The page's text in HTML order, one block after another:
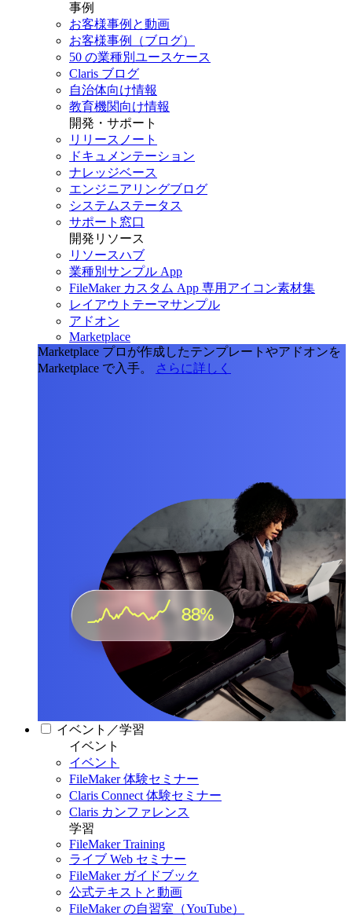
事例
お客様事例と動画
お客様事例（ブログ）
50 の業種別ユースケース
Claris ブログ
自治体向け情報
教育機関向け情報
開発・サポート
リリースノート
ドキュメンテーション
ナレッジベース
エンジニアリングブログ
システムステータス
サポート窓口
開発リソース
リソースハブ
業種別サンプル App
FileMaker カスタム App 専用アイコン素材集
レイアウトテーマサンプル
アドオン
Marketplace
Marketplace プロが作成したテンプレートやアドオンを
Marketplace で入手。
さらに詳しく
イベント／学習
イベント
イベント
FileMaker 体験セミナー
Claris Connect 体験セミナー
Claris カンファレンス
学習
FileMaker Training
ライブ Web セミナー
FileMaker ガイドブック
公式テキストと動画
FileMaker の自習室（YouTube）